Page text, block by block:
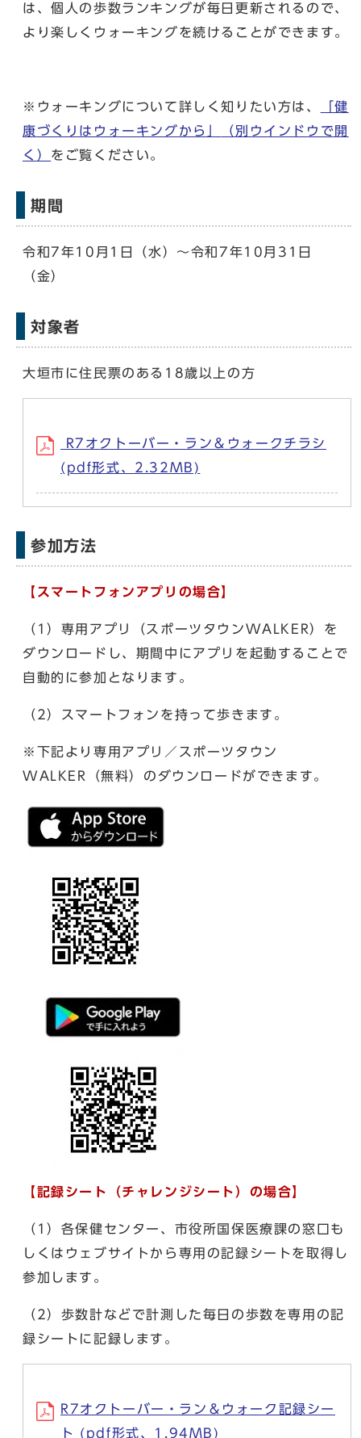
は、個人の歩数ランキングが毎日更新されるので、
より楽しくウォーキングを続けることができます。
※ウォーキングについて詳しく知りたい方は、
「健
康づくりはウォーキングから」
（別ウインドウで開
く） をご覧ください。
期間
令和7年10月1日（水）〜令和7年10月31日
（金）
対象者
大垣市に住民票のある18歳以上の方
R7オクトーバー・ラン＆ウォークチラシ
(pdf形式、2.32MB)
参加方法
【スマートフォンアプリの場合】
（1）専用アプリ（スポーツタウンWALKER）を
ダウンロードし、期間中にアプリを起動することで
自動的に参加となります。
（2）スマートフォンを持って歩きます。
※下記より専用アプリ／スポーツタウン
WALKER（無料）のダウンロードができます。
【記録シート（チャレンジシート）の場合】
（1）各保健センター、市役所国保医療課の窓口も
しくはウェブサイトから専用の記録シートを取得し
参加します。
（2）歩数計などで計測した毎日の歩数を専用の記
録シートに記録します。
R7オクトーバー・ラン＆ウォーク記録シー
ト (pdf形式、1.94MB)